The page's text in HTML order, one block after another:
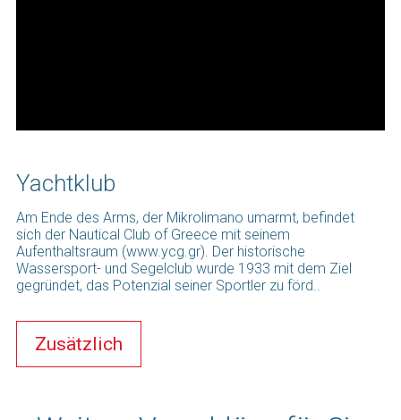
Yachtklub
Am Ende des Arms, der Mikrolimano umarmt, befindet
sich der Nautical Club of Greece mit seinem
Aufenthaltsraum (www.ycg.gr). Der historische
Wassersport- und Segelclub wurde 1933 mit dem Ziel
gegründet, das Potenzial seiner Sportler zu förd..
Zusätzlich